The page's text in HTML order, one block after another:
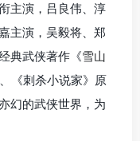
主演，吕良伟、淳
主演，吴毅将、郑
典武侠著作《雪山
《刺杀小说家》原
幻的武侠世界，为